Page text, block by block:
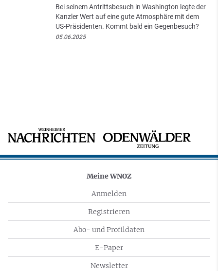
Bei seinem Antrittsbesuch in Washington legte der
Kanzler Wert auf eine gute Atmosphäre mit dem
US-Präsidenten. Kommt bald ein Gegenbesuch?
05.06.2025
Meine WNOZ
Anmelden
Registrieren
Abo- und Profildaten
E-Paper
Newsletter